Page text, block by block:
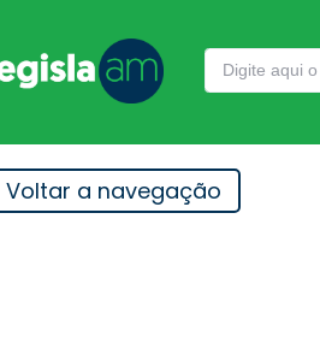
Voltar a navegação